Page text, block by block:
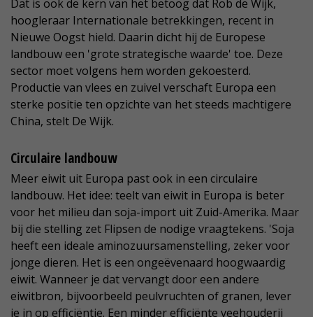
Dat is ook de kern van het betoog dat Rob de Wijk,
hoogleraar Internationale betrekkingen, recent in
Nieuwe Oogst hield. Daarin dicht hij de Europese
landbouw een 'grote strategische waarde' toe. Deze
sector moet volgens hem worden gekoesterd.
Productie van vlees en zuivel verschaft Europa een
sterke positie ten opzichte van het steeds machtigere
China, stelt De Wijk.
Circulaire landbouw
Meer eiwit uit Europa past ook in een circulaire
landbouw. Het idee: teelt van eiwit in Europa is beter
voor het milieu dan soja-import uit Zuid-Amerika. Maar
bij die stelling zet Flipsen de nodige vraagtekens. 'Soja
heeft een ideale aminozuursamenstelling, zeker voor
jonge dieren. Het is een ongeëvenaard hoogwaardig
eiwit. Wanneer je dat vervangt door een andere
eiwitbron, bijvoorbeeld peulvruchten of granen, lever
je in op efficiëntie. Een minder efficiënte veehouderij